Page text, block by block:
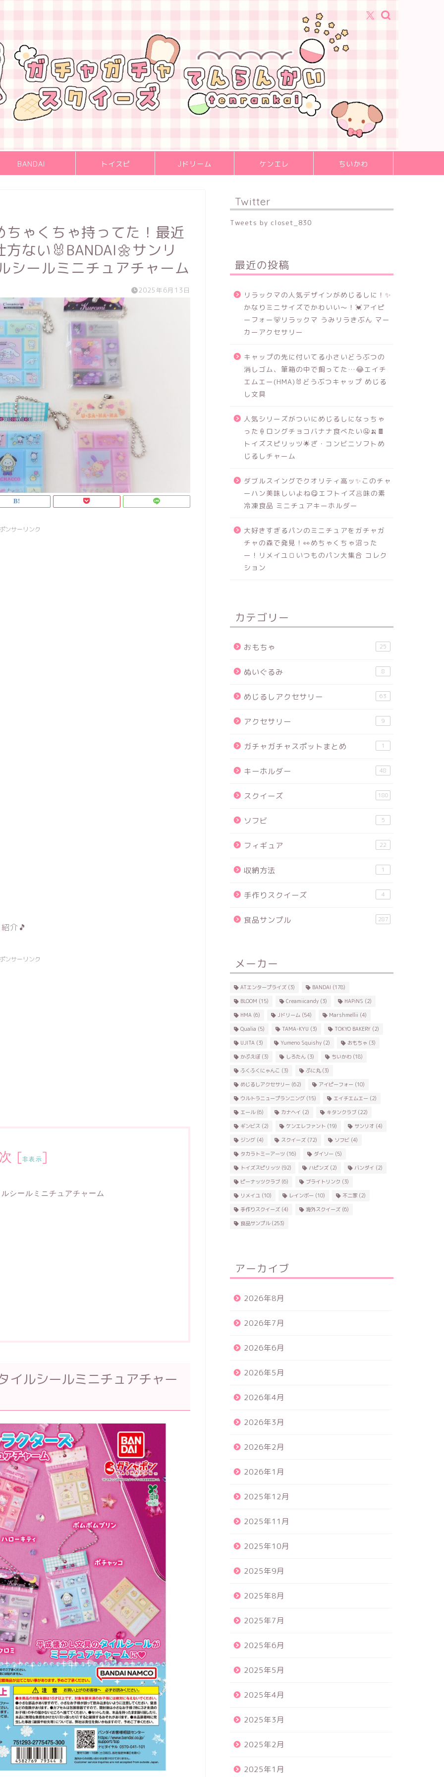
BANDAI トイスピ Jドリーム ケンエレ ちいかわ
ゃくちゃ持ってた！最近
ない🐰BANDAI🌼サンリ
シールミニチュアチャーム
2025年6月13日
ンサーリンク
介🎵
ンサーリンク
[非表示]
シールミニチュアチャーム
イルシールミニチュアチャー
Twitter
Tweets by closet_830
最近の投稿
リラックマの人気デザインがめじるしに！✨
かなりミニサイズでかわいい～！💓アイピ
ーフォー🐻リラックマ うみリラきぶん マー
カーアクセサリー
キャップの先に付いてる小さいどうぶつの
消しゴム、筆箱の中で飼ってた…😂エイチ
エムエー(HMA)🐰どうぶつキャップ めじる
し文具
人気シリーズがついにめじるしになっちゃ
った🍦ロングチョコバナナ食べたい🤤🍌🍫
トイズスピリッツ🌟ざ・コンビニソフトめ
じるしチャーム
ダブルスイングでクオリティ高ッ✨このチャ
ーハン美味しいよね😋エフトイズ🥟味の素
冷凍食品 ミニチュアキーホルダー
大好きすぎるパンのミニチュアをガチャガ
チャの森で発見！👀めちゃくちゃ沼った
ー！リメイユ🍞いつものパン大集合 コレク
ション
カテゴリー
おもちゃ 25
ぬいぐるみ 8
めじるしアクセサリー 63
アクセサリー 9
ガチャガチャスポットまとめ 1
キーホルダー 48
スクイーズ 180
ソフビ 5
フィギュア 22
収納方法 1
手作りスクイーズ 4
食品サンプル 287
メーカー
ATエンタープライズ(3) BANDAI (178)
BLOOM (15) Creamiicandy(3) HAPiNS (2)
HMA(6) Jドリーム(54) Marshmellii (4)
Qualia (5) TAMA-KYU (3) TOKYO BAKERY(2)
UJITA(3) Yumeno Squishy(2) おもちゃ (3)
かぷえぼ(3) しろたん(3) ちいかわ(18)
ふくふくにゃんこ (3) ぷに丸(3)
めじるしアクセサリー(62) アイピーフォー(10)
ウルトラニュープランニング(15) エイチエムエー(2)
エール(6) カナヘイ (2) キタンクラブ(22)
ギンビス (2) ケンエレファント(19) サンリオ(4)
ジング(4) スクイーズ(72) ソフビ(4)
タカラトミーアーツ (16) ダイソー(5)
トイズスピリッツ (92) ハピンズ(2) バンダイ (2)
ピーナッツクラブ(6) ブライトリンク (3)
リメイユ(10) レインボー(10) 不二家(2)
手作りスクイーズ(4) 海外スクイーズ(6)
食品サンプル(253)
アーカイブ
2026年8月
2026年7月
2026年6月
2026年5月
2026年4月
2026年3月
2026年2月
2026年1月
2025年12月
2025年11月
2025年10月
2025年9月
2025年8月
2025年7月
2025年6月
2025年5月
2025年4月
2025年3月
2025年2月
2025年1月